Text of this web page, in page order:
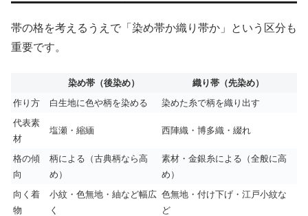
帯の格を考えるうえで「染め帯か織り帯か」という区分も
重要です。
染め帯（後染め）
織り帯（先染め）
作り方
白生地に色や柄を染める
染めた糸で柄を織り出す
代表素
材
塩瀬・縮緬 西陣織・博多織・綴れ
格の傾
向
柄による（古典柄なら高
め）
素材・金銀糸による（全般に高
め）
向く着
物
小紋・色無地・紬など幅広
く
色無地・付け下げ・江戸小紋な
ど